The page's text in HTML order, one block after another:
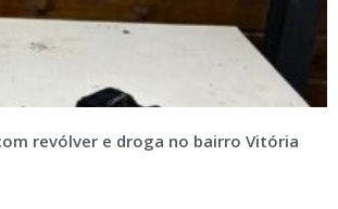
revólver e droga no bairro Vitória